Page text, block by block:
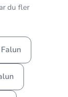
du fler